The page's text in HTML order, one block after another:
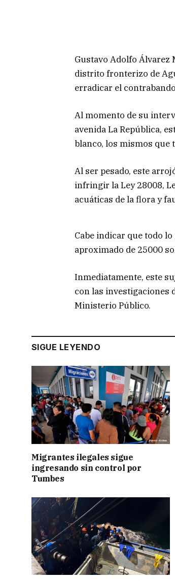
Gustavo Adolfo Álvarez
distrito fronterizo de
erradicar el
Al momento de su
avenida La República,
blanco, los mismos
Al ser pesado, este
infringir la Ley 28008,
acuáticas de la flora y
Cabe indicar que todo
aproximado de 25000
Inmediatamente, este
con las investigaciones
Ministerio Público.
SIGUE LEYENDO
Migrantes ilegales sigue
ingresando sin control por
Tumbes